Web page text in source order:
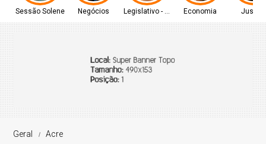
Sessão Solene Negócios Legislativo - MS Economia Justiça
Geral Acre